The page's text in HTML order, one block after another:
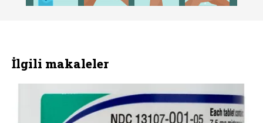
İlgili makaleler